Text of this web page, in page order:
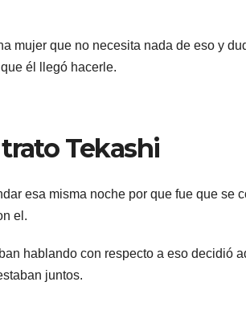
mujer que no necesita nada de eso y
él llegó hacerle.
Tekashi
esa misma noche por que fue que se
el.
hablando con respecto a eso decidió
juntos.